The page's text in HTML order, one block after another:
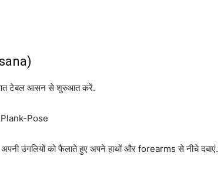
टेबल आसन से शुरुआत करें.
अपनी उंगलियों को फैलाते हुए अपने हाथों और forearms से नीचे दबाएं.